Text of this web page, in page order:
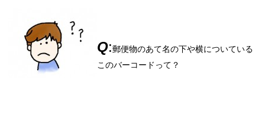
Q:郵便物のあて名の下や横についている
このバーコードって？